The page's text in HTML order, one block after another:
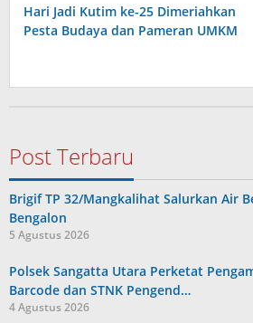
Hari Jadi Kutim ke-25 Dimeriahkan
Pesta Budaya dan Pameran UMKM
Post Terbaru
Brigif TP 32/Mangkalihat Salurkan Air
Bengalon
5 Agustus 2026
Polsek Sangatta Utara Perketat
Barcode dan STNK Pengend…
4 Agustus 2026